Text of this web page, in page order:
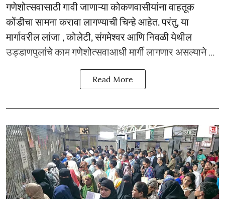
गणेशोत्सवासाठी गावी जाणाऱ्या कोकणवासीयांना वाहतूक
कोंडीचा सामना करावा लागण्याची चिन्हे आहेत. परंतु, या
मार्गावरील लांजा , कोलेटी, संगमेश्वर आणि निवळी येथील
उड्डाणपुलांचे काम गणेशोत्सवाआधी मार्गी लागणार असल्याने ...
Read More